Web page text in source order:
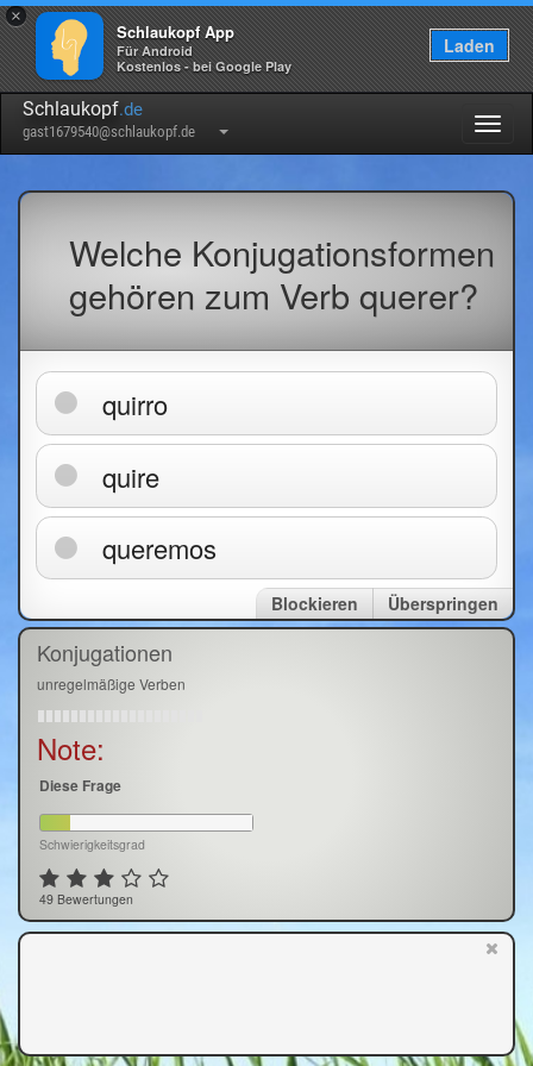
×
Schlaukopf App
Für Android
Kostenlos - bei Google Play
Laden
Schlaukopf.de
gast1679540@schlaukopf.de
Welche Konjugationsformen
gehören zum Verb querer?
quirro
quire
queremos
Überspringen
Blockieren
Konjugationen
unregelmäßige Verben
Note:
Diese Frage
Schwierigkeitsgrad
49 Bewertungen